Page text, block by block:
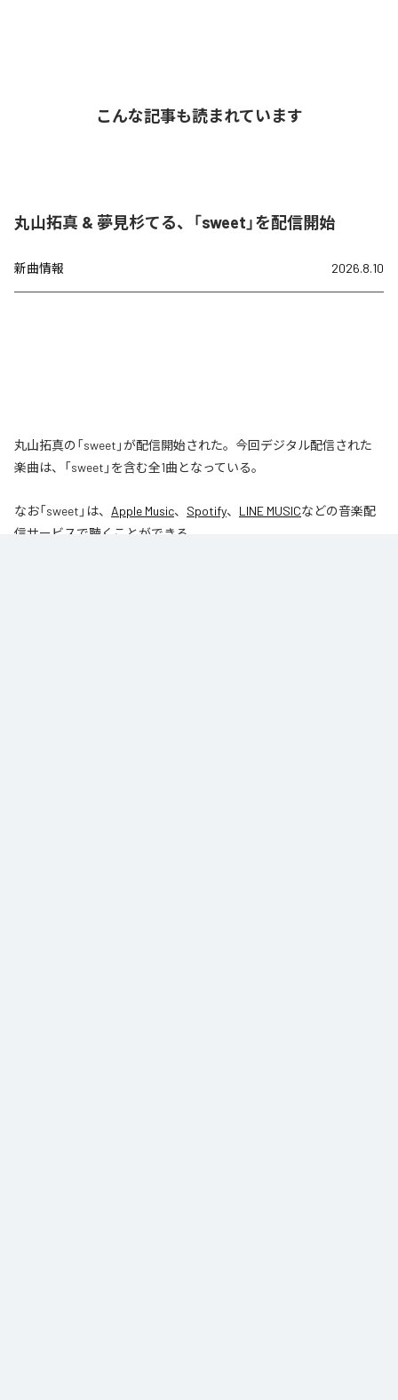
こんな記事も読まれています
丸山拓真 & 夢見杉てる、「sweet」を配信開始
新曲情報 2026.8.10
丸山拓真の「sweet」が配信開始された。今回デジタル配信された
楽曲は、「sweet」を含む全1曲となっている。
なお「sweet 」は、 Apple Music、 Spotify、 LINE MUSICなどの音楽配
信サービスで聴くことができる。